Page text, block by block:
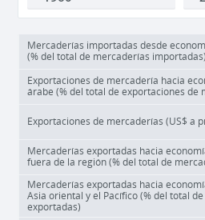
Mercaderías importadas desde
(% del total de mercaderías importadas)
Exportaciones de mercadería hacia
árabe (% del total de exportaciones de
Exportaciones de mercaderías (US$ a
Mercaderías exportadas hacia
fuera de la región (% del total de
Mercaderías exportadas hacia
Asia oriental y el Pacífico (% del total
exportadas)